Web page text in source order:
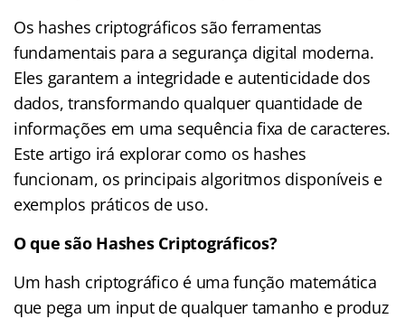
Os hashes criptográficos são ferramentas
fundamentais para a segurança digital moderna.
Eles garantem a integridade e autenticidade dos
dados, transformando qualquer quantidade de
informações em uma sequência fixa de caracteres.
Este artigo irá explorar como os hashes
funcionam, os principais algoritmos disponíveis e
exemplos práticos de uso.
O que são Hashes Criptográficos?
Um hash criptográfico é uma função matemática
que pega um input de qualquer tamanho e produz